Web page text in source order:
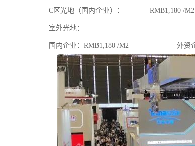
C区光地（国内企业）： RMB1,180 /M2
室外光地：
国内企业：RMB1,180 /M2 外资企业